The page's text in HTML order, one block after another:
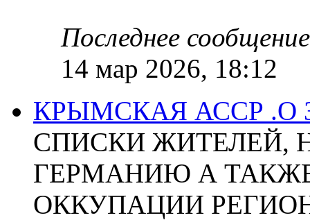
Последнее сообщение
14 мар 2026, 18:12
КРЫМСКАЯ АССР .О
СПИСКИ ЖИТЕЛЕЙ,
ГЕРМАНИЮ А
ОККУПАЦИИ